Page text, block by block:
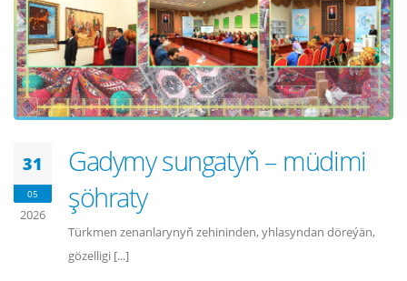
31
05
2026
Gadymy sungatyň – müdimi
şöhraty
Türkmen zenanlarynyň zehininden, yhlasyndan döreýän,
gözelligi [...]